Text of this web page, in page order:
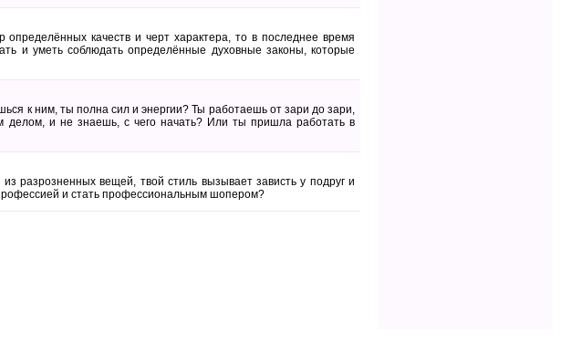
качеств и черт характера, то в последнее время
и уметь соблюдать определённые духовные законы, которые
к ним, ты полна сил и энергии? Ты работаешь от зари до зари,
делом, и не знаешь, с чего начать? Или ты пришла работать в
разрозненных вещей, твой стиль вызывает зависть у подруг и
и стать профессиональным шопером?